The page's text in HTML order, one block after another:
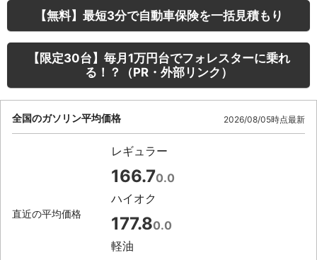
【無料】最短3分で自動車保険を一括見積もり
【限定30台】毎月1万円台でフォレスターに乗れ
る！？（PR・外部リンク）
全国のガソリン平均価格 2026/08/05時点最新
直近の平均価格
レギュラー
166.70.0
ハイオク
177.80.0
軽油